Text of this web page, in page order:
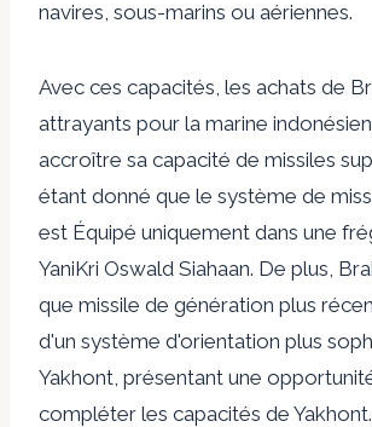
navires, sous-marins ou aériennes.
Avec ces capacités, les achats de
attrayants pour la marine
accroître sa capacité de missiles
étant donné que le système de
est Équipé uniquement dans une
YaniKri Oswald Siahaan. De plus,
que missile de génération plus
d'un système d'orientation plus
Yakhont, présentant une
compléter les capacités de Yakhont.